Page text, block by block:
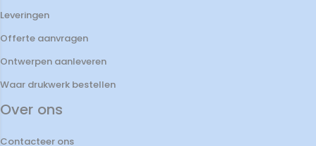
Leveringen
Offerte aanvragen
Ontwerpen aanleveren
Waar drukwerk bestellen
Over ons
Contacteer ons